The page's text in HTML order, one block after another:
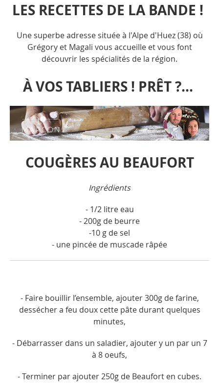
LES RECETTES DE LA BANDE !
Une superbe adresse située à l'Alpe d'Huez (38) où
Grégory et Magali vous accueille et vous font
découvrir les spécialités de la région.
À VOS TABLIERS ! PRÊT ?...
COUGÈRES AU BEAUFORT
Ingrédients
- 1/2 litre eau
- 200g de beurre
-10 g de sel
- une pincée de muscade râpée
- Faire bouillir l’ensemble, ajouter 300g de farine,
dessécher a feu doux cette pâte durant quelques
minutes,
- Débarrasser dans un saladier, ajouter y un par un 7
à 8 oeufs,
- Terminer par ajouter 250g de Beaufort en cubes.